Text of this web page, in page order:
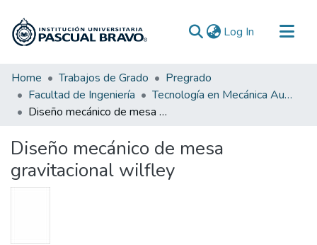
Log In (current)
Communities & Collections
All of DSpace
Statistics
Home Trabajos de Grado
Pregrado
Facultad de Ingeniería
Tecnología en Mecánica Automotriz
Diseño mecánico de mesa gravitacional wilfley
Diseño mecánico de mesa
gravitacional wilfley